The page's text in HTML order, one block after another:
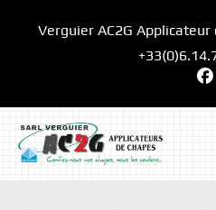
Verguier AC2G